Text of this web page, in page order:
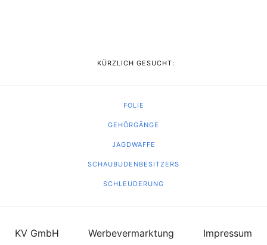
KÜRZLICH GESUCHT:
FOLIE
GEHÖRGÄNGE
JAGDWAFFE
SCHAUBUDENBESITZERS
SCHLEUDERUNG
KV GmbH Werbevermarktung Impressum